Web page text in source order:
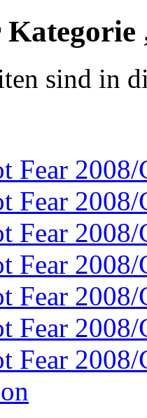
sind in
Fear 2008/
Fear
Fear 2008/
Fear
Fear
Fear
Fear